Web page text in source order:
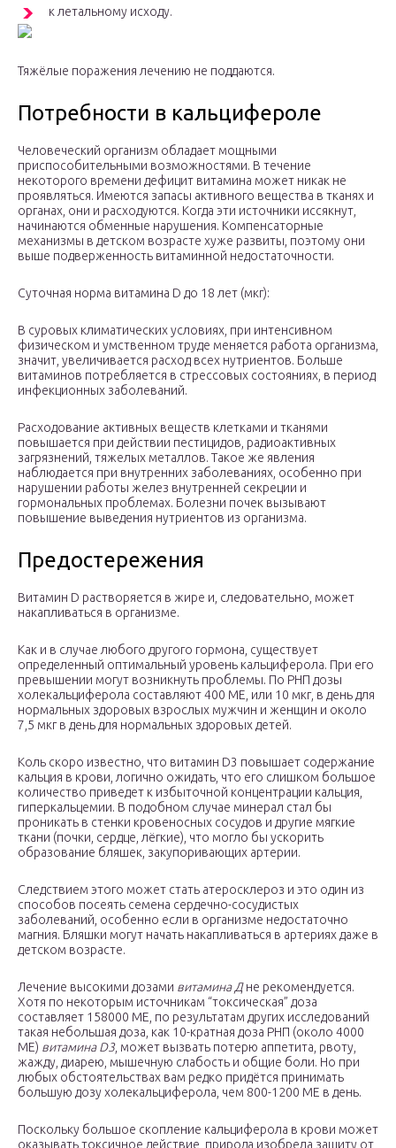
к летальному исходу.
Тяжёлые поражения лечению не поддаются.
Потребности в кальцифероле
Человеческий организм обладает мощными
приспособительными возможностями. В течение
некоторого времени дефицит витамина может никак не
проявляться. Имеются запасы активного вещества в тканях и
органах, они и расходуются. Когда эти источники иссякнут,
начинаются обменные нарушения. Компенсаторные
механизмы в детском возрасте хуже развиты, поэтому они
выше подверженность витаминной недостаточности.
Суточная норма витамина D до 18 лет (мкг):
В суровых климатических условиях, при интенсивном
физическом и умственном труде меняется работа организма,
значит, увеличивается расход всех нутриентов. Больше
витаминов потребляется в стрессовых состояниях, в период
инфекционных заболеваний.
Расходование активных веществ клетками и тканями
повышается при действии пестицидов, радиоактивных
загрязнений, тяжелых металлов. Такое же явления
наблюдается при внутренних заболеваниях, особенно при
нарушении работы желез внутренней секреции и
гормональных проблемах. Болезни почек вызывают
повышение выведения нутриентов из организма.
Предостережения
Витамин D растворяется в жире и, следовательно, может
накапливаться в организме.
Как и в случае любого другого гормона, существует
определенный оптимальный уровень кальциферола. При его
превышении могут возникнуть проблемы. По РНП дозы
холекальциферола составляют 400 МЕ, или 10 мкг, в день для
нормальных здоровых взрослых мужчин и женщин и около
7,5 мкг в день для нормальных здоровых детей.
Коль скоро известно, что витамин D3 повышает содержание
кальция в крови, логично ожидать, что его слишком большое
количество приведет к избыточной концентрации кальция,
гиперкальцемии. В подобном случае минерал стал бы
проникать в стенки кровеносных сосудов и другие мягкие
ткани (почки, сердце, лёгкие), что могло бы ускорить
образование бляшек, закупоривающих артерии.
Следствием этого может стать атеросклероз и это один из
способов посеять семена сердечно-сосудистых
заболеваний, особенно если в организме недостаточно
магния. Бляшки могут начать накапливаться в артериях даже в
детском возрасте.
Лечение высокими дозами витамина Дне рекомендуется.
Хотя по некоторым источникам “токсическая” доза
составляет 158000 МЕ, по результатам других исследований
такая небольшая доза, как 10-кратная доза РНП (около 4000
МЕ) витамина D3, может вызвать потерю аппетита, рвоту,
жажду, диарею, мышечную слабость и общие боли. Но при
любых обстоятельствах вам редко придётся принимать
большую дозу холекальциферола, чем 800-1200 МЕ в день.
Поскольку большое скопление кальциферола в крови может
оказывать токсичное действие, природа изобрела защиту от